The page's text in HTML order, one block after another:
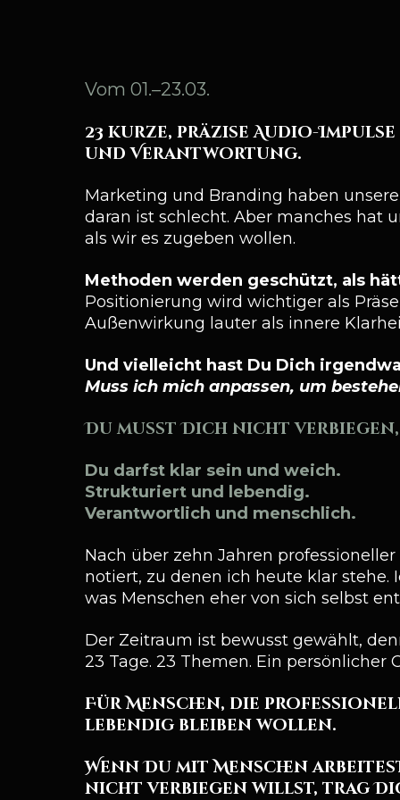
Vom 01.–23.03.
23 kurze, präzise Audio-
und Verantwortung.
Marketing und Branding haben
daran ist schlecht. Aber manches hat
als wir es zugeben wollen.
Methoden werden geschützt, als
Positionierung wird wichtiger als
Außenwirkung lauter als innere
Und vielleicht hast Du Dich
Muss ich mich anpassen, um
Du musst Dich nicht
Du darfst klar sein und weich.
Strukturiert und lebendig.
Verantwortlich und menschlich.
Nach über zehn Jahren
notiert, zu denen ich heute klar stehe.
was Menschen eher von sich selbst
Der Zeitraum ist bewusst gewählt,
23 Tage. 23 Themen. Ein persönlicher
Für Menschen, die
lebendig bleiben wollen.
Wenn Du mit Menschen
nicht verbiegen willst, trag